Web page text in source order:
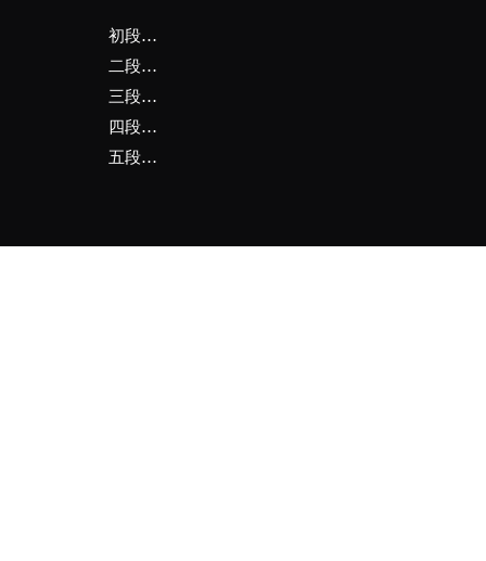
初段…
二段…
三段…
四段…
五段…